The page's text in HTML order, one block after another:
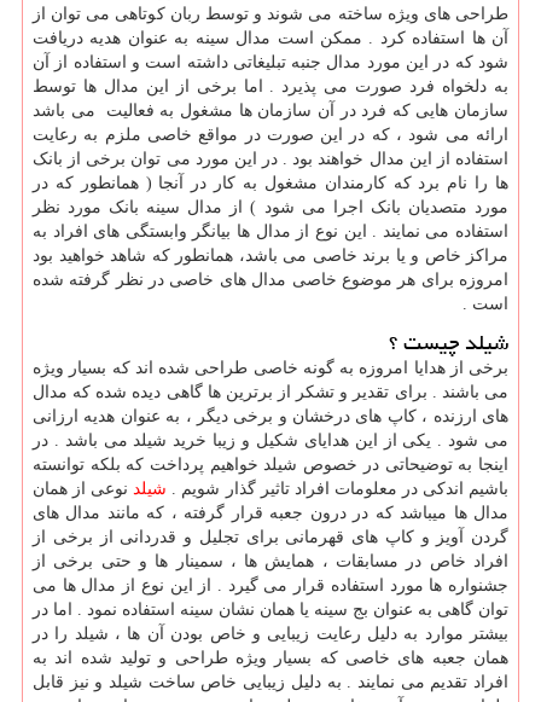
طراحی های ویژه ساخته می شوند و توسط ربان کوتاهی می توان از
آن ها استفاده کرد . ممکن است مدال سینه به عنوان هدیه دریافت
شود که در این مورد مدال جنبه تبلیغاتی داشته است و استفاده از آن
به دلخواه فرد صورت می پذیرد . اما برخی از این مدال ها توسط
سازمان هایی که فرد در آن سازمان ها مشغول به فعالیت می باشد
ارائه می شود ، که در این صورت در مواقع خاصی ملزم به رعایت
استفاده از این مدال خواهند بود . در این مورد می توان برخی از بانک
ها را نام برد که کارمندان مشغول به کار در آنجا ( همانطور که در
مورد متصدیان بانک اجرا می شود ) از مدال سینه بانک مورد نظر
استفاده می نمایند . این نوع از مدال ها بیانگر وابستگی های افراد به
مراکز خاص و یا برند خاصی می باشد، همانطور که شاهد خواهید بود
امروزه برای هر موضوع خاصی مدال های خاصی در نظر گرفته شده
است .
شیلد چیست ؟
برخی از هدایا امروزه به گونه خاصی طراحی شده اند که بسیار ویژه
می باشند . برای تقدیر و تشکر از برترین ها گاهی دیده شده که مدال
های ارزنده ، کاپ های درخشان و برخی دیگر ، به عنوان هدیه ارزانی
می شود . یکی از این هدایای شکیل و زیبا خرید شیلد می باشد . در
اینجا به توضیحاتی در خصوص شیلد خواهیم پرداخت که بلکه توانسته
باشیم اندکی در معلومات افراد تاثیر گذار شویم . شیلد نوعی از همان
مدال ها میباشد که در درون جعبه قرار گرفته ، که مانند مدال های
گردن آویز و کاپ های قهرمانی برای تجلیل و قدردانی از برخی از
افراد خاص در مسابقات ، همایش ها ، سمینار ها و حتی برخی از
جشنواره ها مورد استفاده قرار می گیرد . از این نوع از مدال ها می
توان گاهی به عنوان بج سینه یا همان نشان سینه استفاده نمود . اما در
بیشتر موارد به دلیل رعایت زیبایی و خاص بودن آن ها ، شیلد را در
همان جعبه های خاصی که بسیار ویژه طراحی و تولید شده اند به
افراد تقدیم می نمایند . به دلیل زیبایی خاص ساخت شیلد و نیز قابل